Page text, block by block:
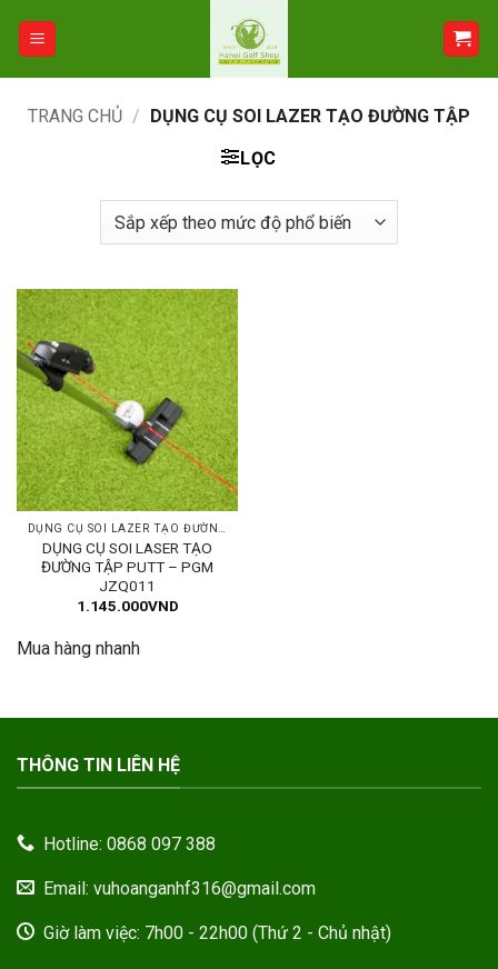
TRANG CHỦ / DỤNG CỤ SOI LAZER TẠO ĐƯỜNG TẬP
LỌC
DỤNG CỤ SOI LASER TẠO
ĐƯỜNG TẬP PUTT – PGM
JZQ011
1.145.000VND
Mua hàng nhanh
THÔNG TIN LIÊN HỆ
Hotline: 0868 097 388
Email: vuhoanganhf316@gmail.com
Giờ làm việc: 7h00 - 22h00 (Thứ 2 - Chủ nhật)